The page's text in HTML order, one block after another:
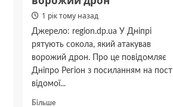
1 рік тому назад
Джерело: region.dp.ua У Дніпрі
рятують сокола, який атакував
ворожий дрон. Про це повідомляє
Дніпро Регіон з посиланням на пост
відомої...
БільшеДокладніше